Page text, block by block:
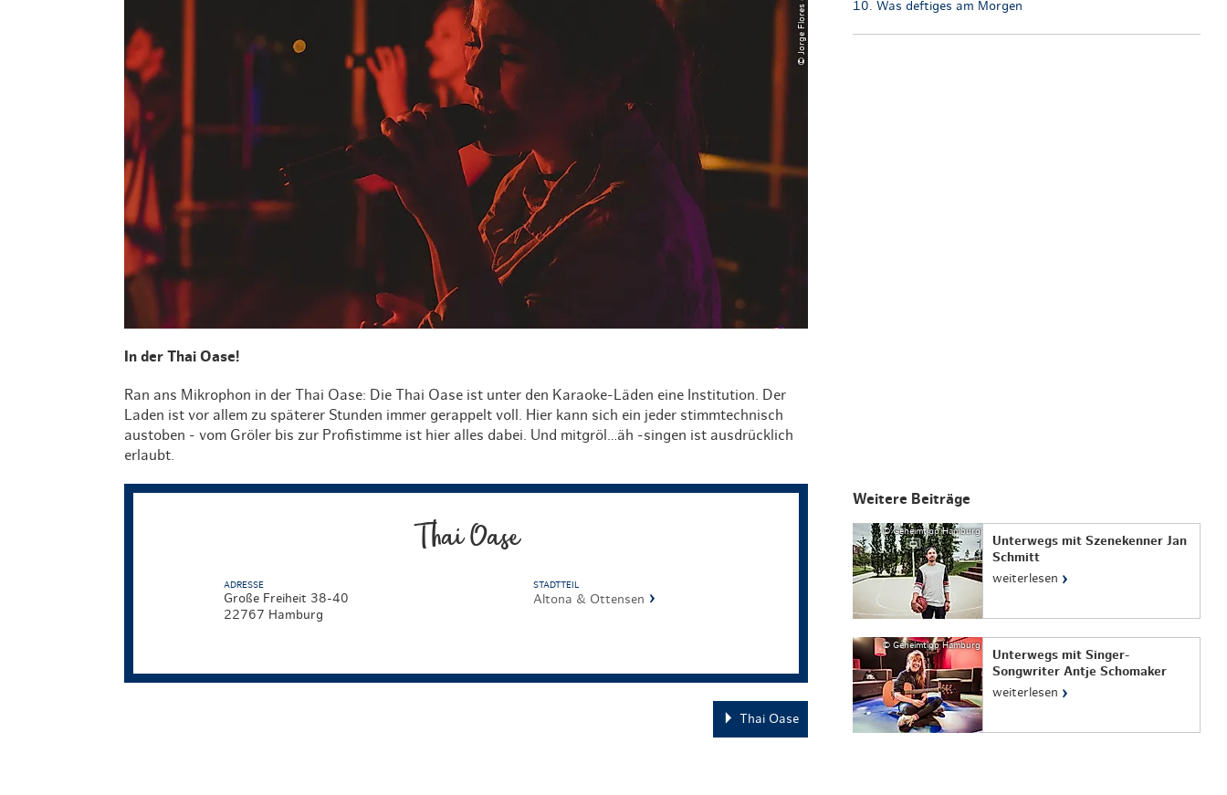
Weihnachten mit Bibi & Tina
In der Thai Oase!
Ran ans Mikrophon in der Thai Oase: Die Thai Oase ist unter den Karaoke-Läden eine Institution. Der
Laden ist vor allem zu späterer Stunden immer gerappelt voll. Hier kann sich ein jeder stimmtechnisch
austoben - vom Gröler bis zur Profistimme ist hier alles dabei. Und mitgröl…äh -singen ist ausdrücklich
erlaubt.
Thai Oase
ADRESSE
Große Freiheit 38-40
22767 Hamburg
STADTTEIL
Altona & Ottensen
Thai Oase
10. Was deftiges am Morgen
Weitere Beiträge
© Geheimtipp Hamburg
Unterwegs mit Szenekenner Jan
Schmitt
weiterlesen ›
© Geheimtipp Hamburg
Unterwegs mit Singer-
Songwriter Antje Schomaker
weiterlesen ›